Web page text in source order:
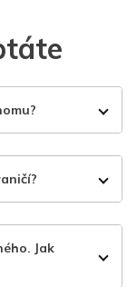
Jak